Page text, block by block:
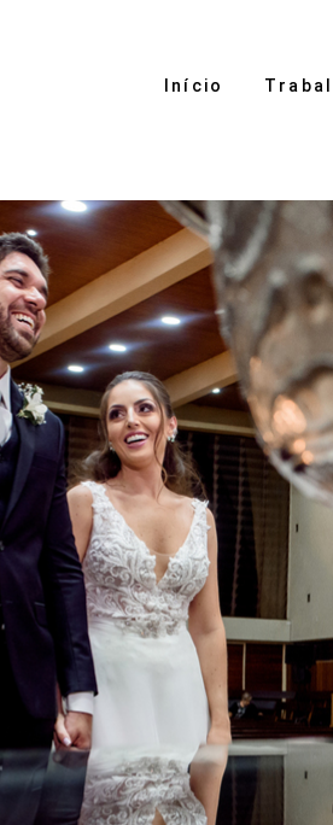
Início